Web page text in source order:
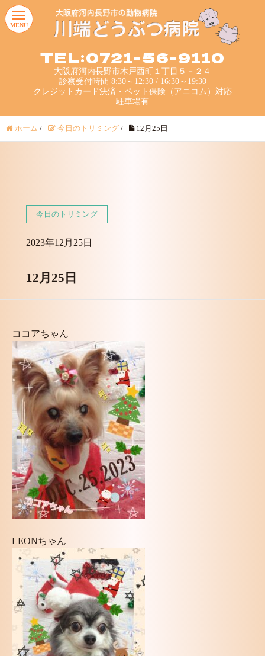
TEL:0721-56-9110
大阪府河内長野市木戸西町１丁目５－２４
診察受付時間 8:30～12:30 / 16:30～19:30
クレジットカード決済・ペット保険（アニコム）対応
駐車場有
MENU
ホーム / 今日のトリミング / 12月25日
今日のトリミング
2023年12月25日
12月25日
ココアちゃん
LEONちゃん